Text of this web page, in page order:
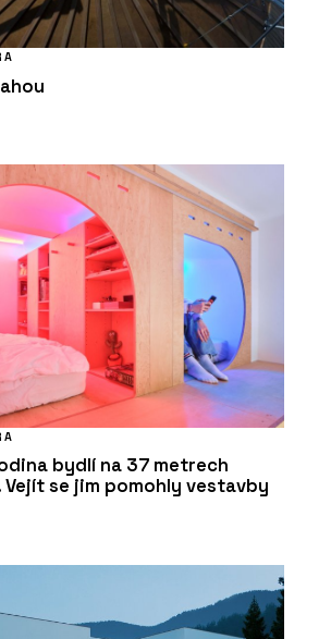
bydlí na 37 metrech
se jim pomohly vestavby